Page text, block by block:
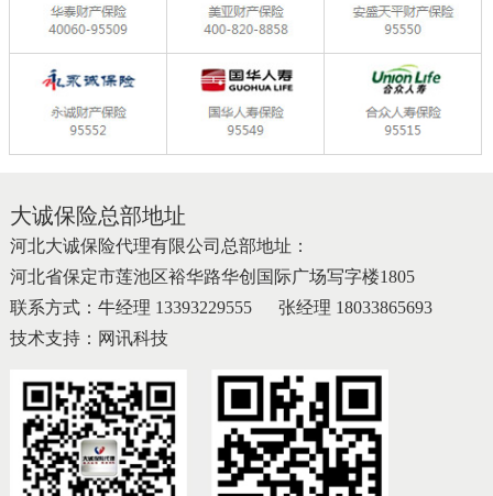
大诚保险总部地址
河北大诚保险代理有限公司总部地址：
河北省保定市莲池区裕华路华创国际广场写字楼1805
联系方式：牛经理 13393229555
张经理 18033865693
技术支持： 网讯科技